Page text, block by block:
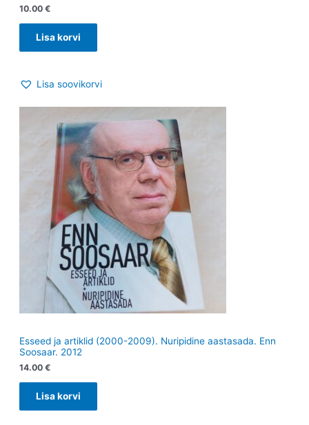
10.00 €
Lisa korvi
Lisa soovikorvi
Esseed ja artiklid (2000-2009). Nuripidine aastasada. Enn
Soosaar. 2012
14.00 €
Lisa korvi